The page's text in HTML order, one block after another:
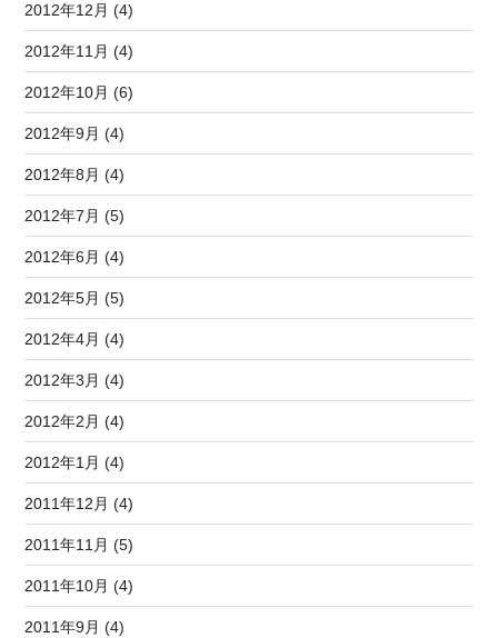
2012年12月 (4)
2012年11月 (4)
2012年10月 (6)
2012年9月 (4)
2012年8月 (4)
2012年7月 (5)
2012年6月 (4)
2012年5月 (5)
2012年4月 (4)
2012年3月 (4)
2012年2月 (4)
2012年1月 (4)
2011年12月 (4)
2011年11月 (5)
2011年10月 (4)
2011年9月 (4)